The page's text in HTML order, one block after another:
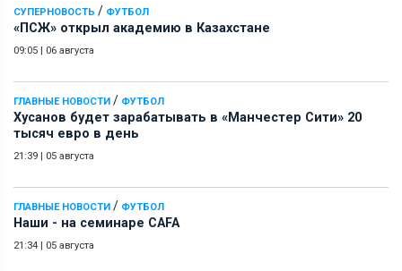
СУПЕРНОВОСТЬ / ФУТБОЛ
«ПСЖ» открыл академию в Казахстане
09:05 | 06 августа
ГЛАВНЫЕ НОВОСТИ / ФУТБОЛ
Хусанов будет зарабатывать в «Манчестер Сити» 20
тысяч евро в день
21:39 | 05 августа
ГЛАВНЫЕ НОВОСТИ / ФУТБОЛ
Наши - на семинаре СAFA
21:34 | 05 августа